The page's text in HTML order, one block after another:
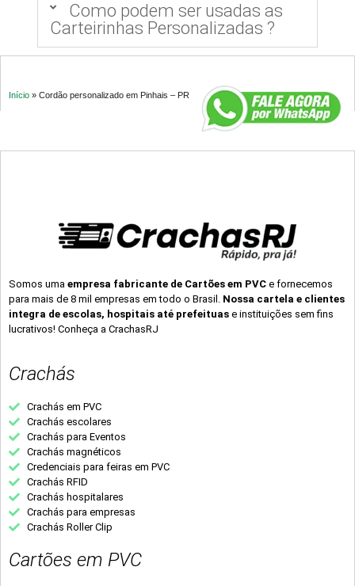
Como podem ser usadas as
Carteirinhas Personalizadas ?
Início » Cordão personalizado em Pinhais – PR
Somos uma empresa fabricante de Cartões em PVC e fornecemos
para mais de 8 mil empresas em todo o Brasil. Nossa cartela e clientes
integra de escolas, hospitais até prefeituas e instituições sem fins
lucrativos! Conheça a CrachasRJ
Crachás
Crachás em PVC
Crachás escolares
Crachás para Eventos
Crachás magnéticos
Credenciais para feiras em PVC
Crachás RFID
Crachás hospitalares
Crachás para empresas
Crachás Roller Clip
Cartões em PVC